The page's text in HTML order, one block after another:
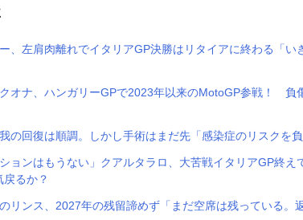
、左肩肉離れでイタリアGP決勝はリタイアに終わる「い
オナ、ハンガリーGPで2023年以来のMotoGP参戦！ 負
の回復は順調。しかし手術はまだ先「感染症のリスクを負
ョンはもうない」クアルタラロ、大苦戦イタリアGP終え
戻るか？
リンス、2027年の残留諦めず「まだ空席は残っている。